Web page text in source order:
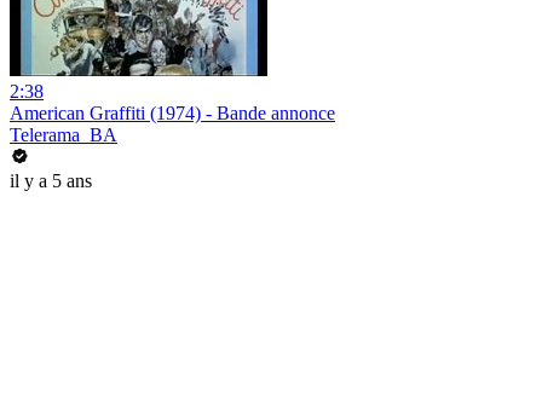
2:38
American Graffiti (1974) - Bande annonce
Telerama_BA
il y a 5 ans